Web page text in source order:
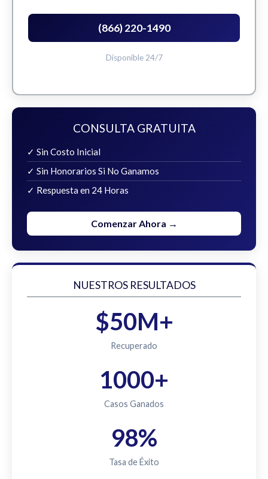
(866) 220-1490
Disponible 24/7
CONSULTA GRATUITA
✓ Sin Costo Inicial
✓ Sin Honorarios Si No Ganamos
✓ Respuesta en 24 Horas
Comenzar Ahora →
NUESTROS RESULTADOS
$50M+
Recuperado
1000+
Casos Ganados
98%
Tasa de Éxito